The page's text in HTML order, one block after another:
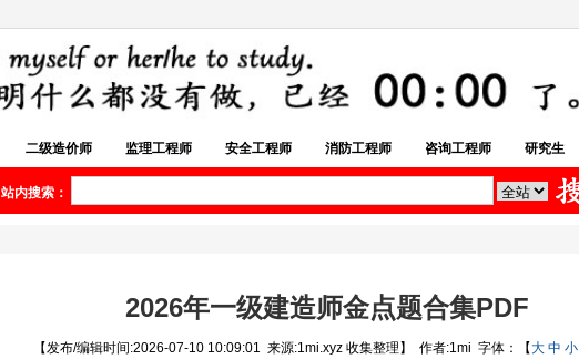
二级造价师 监理工程师 安全工程师 消防工程师 咨询工程师 研究生
站内搜索：
2026年一级建造师金点题合集PDF
【发布/编辑时间:2026-07-10 10:09:01 来源:1mi.xyz 收集整理】 作者:1mi 字体：【大 中 小